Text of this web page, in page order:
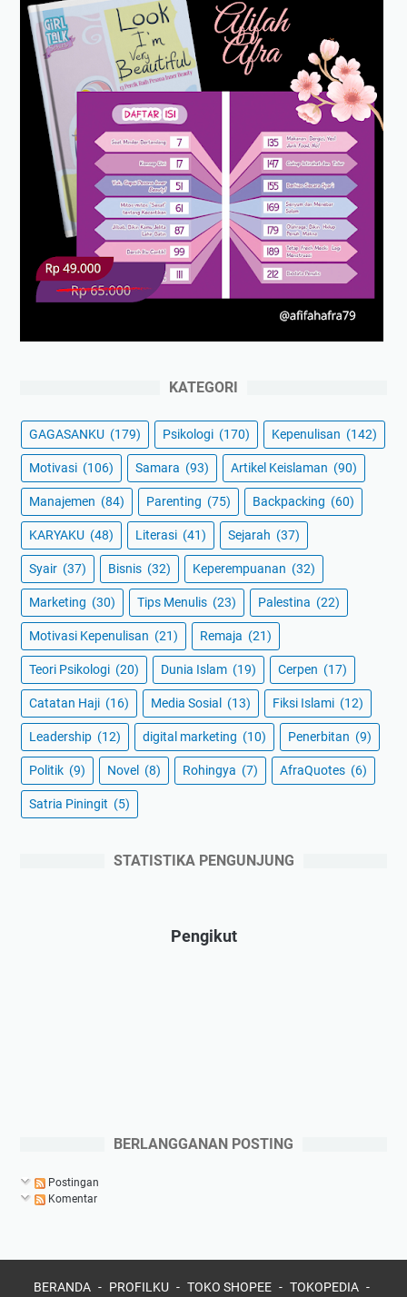
KATEGORI
GAGASANKU (179) Psikologi (170) Kepenulisan (142)
Motivasi (106) Samara (93) Artikel Keislaman (90)
Manajemen (84) Parenting (75) Backpacking (60)
KARYAKU (48) Literasi (41) Sejarah (37)
Syair (37) Bisnis (32) Keperempuanan (32)
Marketing (30) Tips Menulis (23) Palestina (22)
Motivasi Kepenulisan (21) Remaja (21)
Teori Psikologi (20) Dunia Islam (19) Cerpen (17)
Catatan Haji (16) Media Sosial (13) Fiksi Islami (12)
Leadership (12) digital marketing (10) Penerbitan (9)
Politik (9) Novel (8) Rohingya (7) AfraQuotes (6)
Satria Piningit (5)
STATISTIKA PENGUNJUNG
Pengikut
BERLANGGANAN POSTING
Postingan
Komentar
BERANDA PROFILKU TOKO SHOPEE TOKOPEDIA